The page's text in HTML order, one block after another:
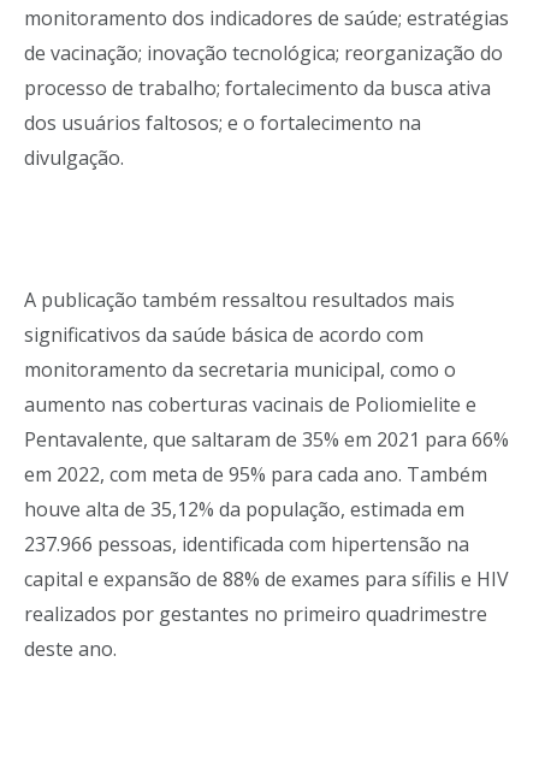
monitoramento dos indicadores de saúde; estratégias
de vacinação; inovação tecnológica; reorganização do
processo de trabalho; fortalecimento da busca ativa
dos usuários faltosos; e o fortalecimento na
divulgação.
A publicação também ressaltou resultados mais
significativos da saúde básica de acordo com
monitoramento da secretaria municipal, como o
aumento nas coberturas vacinais de Poliomielite e
Pentavalente, que saltaram de 35% em 2021 para 66%
em 2022, com meta de 95% para cada ano. Também
houve alta de 35,12% da população, estimada em
237.966 pessoas, identificada com hipertensão na
capital e expansão de 88% de exames para sífilis e HIV
realizados por gestantes no primeiro quadrimestre
deste ano.